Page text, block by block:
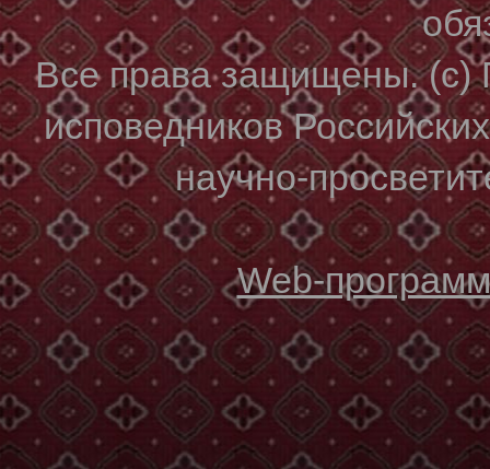
Все права защищены. (с)
исповедников
научно-
Web-